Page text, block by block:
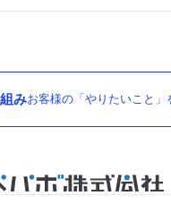
みお客様の「やりたいこと」